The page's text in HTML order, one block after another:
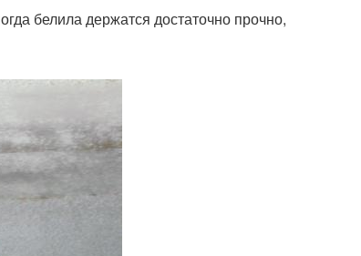
белила держатся достаточно прочно,